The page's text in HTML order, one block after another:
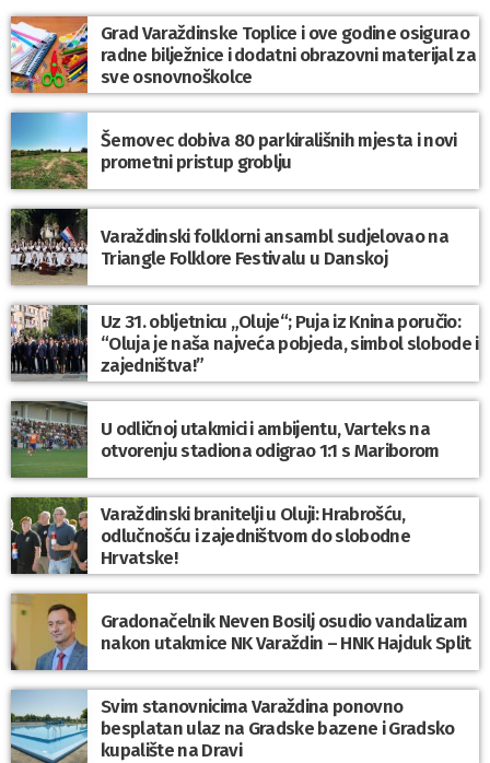
Grad Varaždinske Toplice i ove godine osigurao
radne bilježnice i dodatni obrazovni materijal za
sve osnovnoškolce
Šemovec dobiva 80 parkirališnih mjesta i novi
prometni pristup groblju
Varaždinski folklorni ansambl sudjelovao na
Triangle Folklore Festivalu u Danskoj
Uz 31. obljetnicu „Oluje“; Puja iz Knina poručio:
“Oluja je naša najveća pobjeda, simbol slobode i
zajedništva!”
U odličnoj utakmici i ambijentu, Varteks na
otvorenju stadiona odigrao 1:1 s Mariborom
Varaždinski branitelji u Oluji: Hrabrošću,
odlučnošću i zajedništvom do slobodne
Hrvatske!
Gradonačelnik Neven Bosilj osudio vandalizam
nakon utakmice NK Varaždin – HNK Hajduk Split
Svim stanovnicima Varaždina ponovno
besplatan ulaz na Gradske bazene i Gradsko
kupalište na Dravi